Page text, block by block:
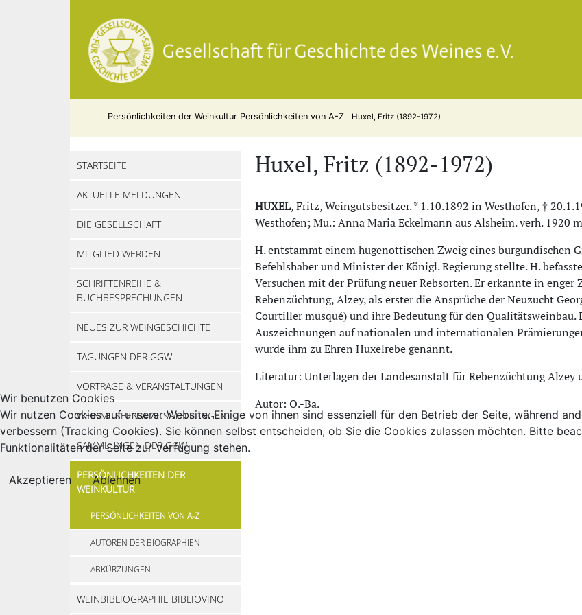
Persönlichkeiten der Weinkultur Persönlichkeiten von A-Z Huxel, Fritz (1892-1972)
STARTSEITE
AKTUELLE MELDUNGEN
DIE GESELLSCHAFT
MITGLIED WERDEN
SCHRIFTENREIHE &
BUCHBESPRECHUNGEN
NEUES ZUR WEINGESCHICHTE
TAGUNGEN DER GGW
VORTRÄGE & VERANSTALTUNGEN
WEINMUSEEN & AUSSTELLUNGEN
SAMMLUNGEN DER GGW
PERSÖNLICHKEITEN DER
WEINKULTUR
PERSÖNLICHKEITEN VON A-Z
AUTOREN DER BIOGRAPHIEN
ABKÜRZUNGEN
WEINBIBLIOGRAPHIE BIBLIOVINO
Huxel, Fritz (1892-1972)
HUXEL, Fritz, Weingutsbesitzer. * 1.10.1892 in Westhofen, †
Westhofen; Mu.: Anna Maria Eckelmann aus Alsheim. verh. 1920
H. entstammt einem hugenottischen Zweig eines burgundischen
Befehlshaber und Minister der Königl. Regierung stellte. H.
Versuchen mit der Prüfung neuer Rebsorten. Er erkannte in
Rebenzüchtung, Alzey, als erster die Ansprüche der Neuzucht
Courtiller musqué) und ihre Bedeutung für den
Auszeichnungen auf nationalen und internationalen
wurde ihm zu Ehren Huxelrebe genannt.
Literatur: Unterlagen der Landesanstalt für Rebenzüchtung Alzey
Autor: O.-Ba.
Wir benutzen Cookies
Wir nutzen Cookies auf unserer Website. Einige von ihnen sind essenziell für den Betrieb der Seite, während
verbessern (Tracking Cookies). Sie können selbst entscheiden, ob Sie die Cookies zulassen möchten. Bitte
Funktionalitäten der Seite zur Verfügung stehen.
Akzeptieren Ablehnen